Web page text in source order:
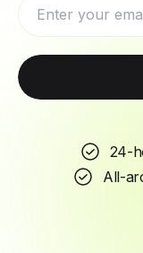
24-
All-